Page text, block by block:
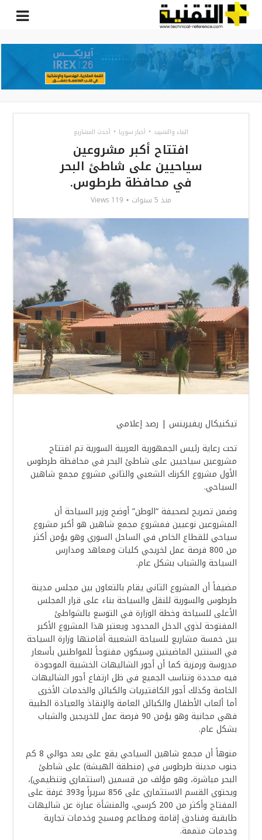
البناء والتشييد • أخبار سوريا • أحدث المشاريع
افتتاح أكبر مشروعين
سياحيين على شاطئ البحر
في محافظة طرطوس.
منذ 5 سنوات 119 Views
تيكنيكال ريفيرينس | رصد إعلامي
تحت رعاية رئيس الجمهورية العربية السورية تم افتتاح
مشروعين سياحيين على شاطئ البحر في محافظة طرطوس
الأول مشروع الكرنك الشعبي والثاني مشروع مجمع شاهين
السياحي.
وضمن تصريح لصحيفة “الوطن” أوضح وزير السياحة أن
المشروعين نوعيين فمشروع مجمع شاهين هو أكبر مشروع
سياحي للقطاع الخاص في الساحل السوري وهو يؤمن أكثر
من 800 فرصة عمل لخريجي كليات ومعاهد ومدارس
السياحة والشباب بشكل عام.
مضيفاً أن المشروع الثاني يقام بالتعاون بين مجلس مدينة
طرطوس والسورية للنقل والسياحة بناء على قرار المجلس
الأعلى للسياحة وخطة الوزارة في التوسع بالشواطئ
المفتوحة لذوي الدخل المحدود ويعتبر هذا المشروع الأكبر
بين خمسة مشاريع للسياحة الشعبية أقامتها وزارة السياحة
في السنتين الماضيتين وسيكون مفتوحاً للمواطنين بأسعار
مدروسة ورمزية كما أن أجور الشاليهات الخشبية الموجودة
فيه محددة وتناسب الجميع في ظل ارتفاع أجور الشاليهات
الخاصة وكذلك أجور الكافتيريات والكبائن والخدمات الأخرى
أما ألعاب الأطفال والكبائن العامة والإنقاذ والعيادة الطبية
فهي مجانية وهو يؤمن 90 فرصة عمل للخريجين والشباب
بشكل عام.
منوهاً أن مجمع شاهين السياحي يقع على بعد حوالي 8 كم
جنوب مدينة طرطوس في (منطقة الهيشة) على شاطئ
البحر مباشرة، وهو مؤلف من قسمين (استثماري وتنظيمي)،
ويحتوي القسم الاستثماري على 856 سريراً و393 غرفة على
المفتاح وأكثر من 200 كرسي، والمنشأة عبارة عن شاليهات
طابقية وفنادق إقامة ومطاعم ومسبح وخدمات تجارية
وخدمات متممة.